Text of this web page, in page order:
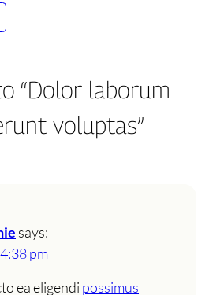
“Dolor laborum
voluptas”
says:
pm
ea eligendi possimus